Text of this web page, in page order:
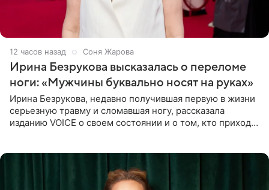
12 часов назад Соня Жарова
Ирина Безрукова высказалась о переломе
ноги: «Мужчины буквально носят на руках»
Ирина Безрукова, недавно получившая первую в жизни
серьезную травму и сломавшая ногу, рассказала
изданию VOICE о своем состоянии и о том, кто приходит